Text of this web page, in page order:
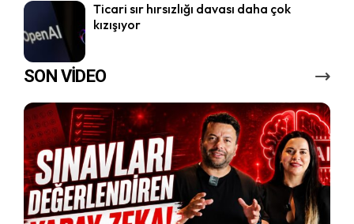
Ticari sır hırsızlığı davası daha çok
kızışıyor
SON VİDEO